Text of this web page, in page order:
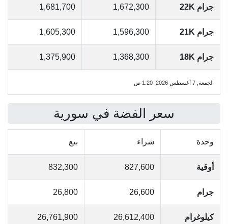
جرام 22K 1,672,300
1,681,700
جرام 21K 1,596,300
1,605,300
جرام 18K 1,368,300
1,375,900
الجمعة, 7 أغسطس 2026, 1:20 ص
سعر الفضة في سورية
وحدة شراء بيع
أوقية 827,600
832,300
جرام 26,600
26,800
كيلوغرام 26,612,400
26,761,900